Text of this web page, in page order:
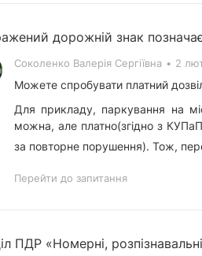
дорожній знак
Соколенко Валерія Сергіївна • 2
Можете спробувати платний
Для прикладу, паркування на
можна, але платно(згідно з
за повторне порушення). Тож,
Перейти до запитання
ПДР «Номерні,